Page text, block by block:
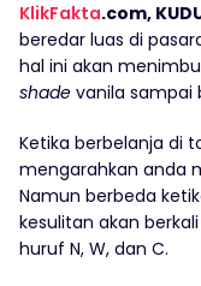
KlikFakta.com,
beredar luas di
hal ini akan
shade vanila sampai
Ketika berbelanja di
mengarahkan anda
Namun berbeda
kesulitan akan
huruf N, W, dan C.